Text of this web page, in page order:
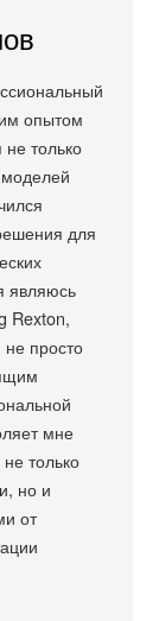
опытом
только
моделей
для
являюсь
Rexton,
просто
мне
только
но и
от